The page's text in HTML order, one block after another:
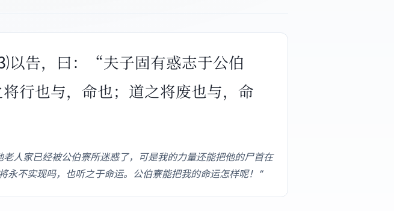
告，曰：“夫子固有惑志于公伯
行也与，命也；道之将废也与，命
人家已经被公伯寮所迷惑了，可是我的力量还能把他的尸首在
永不实现吗，也听之于命运。公伯寮能把我的命运怎样呢！”